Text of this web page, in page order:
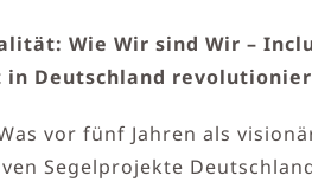
Wie Wir sind Wir –
in Deutschland
vor fünf Jahren als
Segelprojekte